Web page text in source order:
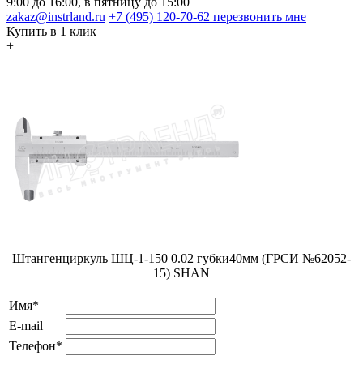
zakaz@instrland.ru +7 (495) 120-70-62 перезвонить мне
Купить в 1 клик
+
Штангенциркуль ШЦ-1-150 0.02 губки40мм (ГРСИ №62052-
15) SHAN
Имя*
E-mail
Телефон*